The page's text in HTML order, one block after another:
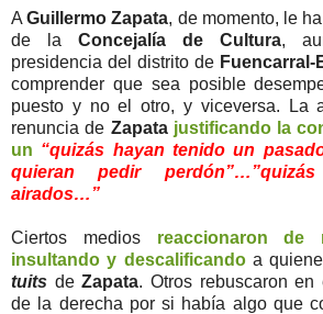
AGuillermo Zapata, de momento, le
de la Concejalía de Cultura,
presidencia del distrito de Fuencarral-
comprender que sea posible
puesto y no el otro, y viceversa. La
renuncia de Zapata justificando la
un “quizás hayan tenido un
quieran pedir
airados…”
Ciertos medios reaccionaron de
insultando y descalificandoa
tuits deZapata. Otros rebuscaron
de la derecha por si había algo que